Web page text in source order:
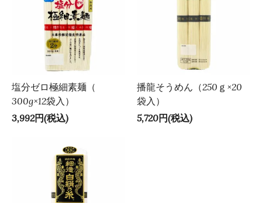
塩分ゼロ極細素麺（
300g×12袋入）
3,992円(税込)
播龍そうめん（250ｇ×20
袋入）
5,720円(税込)